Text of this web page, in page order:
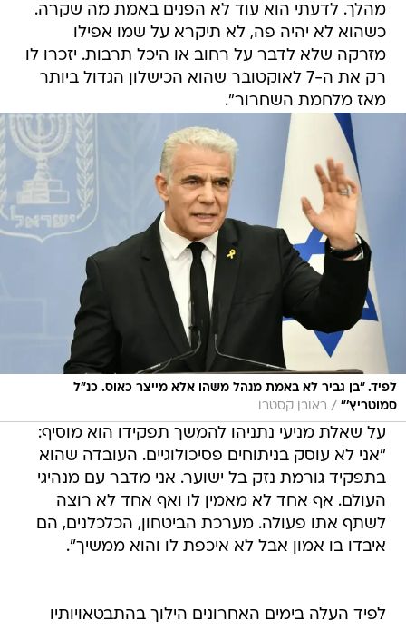
מהלך. לדעתי הוא עוד לא הפנים באמת מה שקרה.
כשהוא לא יהיה פה, לא תיקרא על שמו אפילו
מזרקה שלא לדבר על רחוב או היכל תרבות. יזכרו לו
רק את ה-7 לאוקטובר שהוא הכישלון הגדול ביותר
מאז מלחמת השחרור".
לפיד. "בן גביר לא באמת מנהל משהו אלא מייצר כאוס. כנ"ל
סמוטריץ'" / ראובן קסטרו
על שאלת מניעי נתניהו להמשך תפקידו הוא מוסיף:
"אני לא עוסק בניתוחים פסיכולוגיים. העובדה שהוא
בתפקיד גורמת נזק בל ישוער. אני מדבר עם מנהיגי
העולם. אף אחד לא מאמין לו ואף אחד לא רוצה
לשתף אתו פעולה. מערכת הביטחון, הכלכלנים, הם
איבדו בו אמון אבל לא איכפת לו והוא ממשיך".
לפיד העלה בימים האחרונים הילוך בהתבטאויותיו